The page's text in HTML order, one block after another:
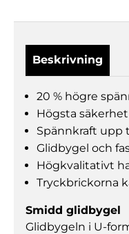
Beskrivning
20 % högre
Högsta
Spännkraft upp
Glidbygel och
Högkvalitativt
Tryckbrickorna
Smidd glidbygel
Glidbygeln i U-